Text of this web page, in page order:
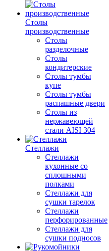
Столы
производственные
Столы
разделочные
Столы
кондитерские
Столы тумбы
купе
Столы тумбы
распашные двери
Столы из
нержавеющей
стали AISI 304
Стеллажи
Стеллажи
кухонные со
сплошными
полками
Стеллажи для
сушки тарелок
Стеллажи
перфорированные
Стеллажи для
сушки подносов